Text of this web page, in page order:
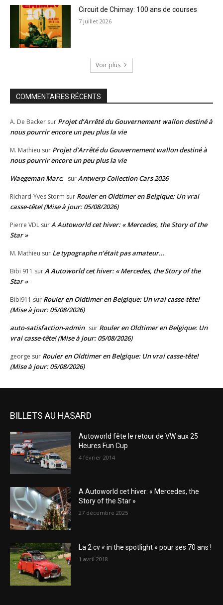
Circuit de Chimay: 100 ans de courses
7 juillet 2026
Voir plus
COMMENTAIRES RÉCENTS
A. De Backer sur Projet d’Arrêté du Gouvernement wallon destiné à
nous pourrir encore un peu plus la vie
M. Mathieu sur Projet d’Arrêté du Gouvernement wallon destiné à
nous pourrir encore un peu plus la vie
Waegeman Marc. surAntwerp Collection Cars 2026
Richard-Yves Storm sur Rouler en Oldtimer en Belgique: Un vrai
casse-tête! (Mise à jour: 05/08/2026)
Pierre VDL surA Autoworld cet hiver: « Mercedes, the Story of the
Star »
M. Mathieu sur Le typographe n’était pas amateur…
Bibi 911 surA Autoworld cet hiver: « Mercedes, the Story of the
Star »
Bibi911 sur Rouler en Oldtimer en Belgique: Un vrai casse-tête!
(Mise à jour: 05/08/2026)
auto-satisfaction-admin sur Rouler en Oldtimer en Belgique: Un
vrai casse-tête! (Mise à jour: 05/08/2026)
george sur Rouler en Oldtimer en Belgique: Un vrai casse-tête!
(Mise à jour: 05/08/2026)
BILLETS AU HASARD
Autoworld fête le retour de VW aux 25
Heures Fun Cup
4 février 2014
A Autoworld cet hiver: « Mercedes, the
Story of the Star »
27 décembre 2025
La 2 cv « in the spotlight » pour ses 70 ans !
1 avril 2018